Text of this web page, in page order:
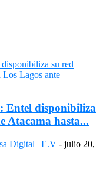
Entel disponibiliza
Atacama hasta...
Digital | E.V - julio 20,